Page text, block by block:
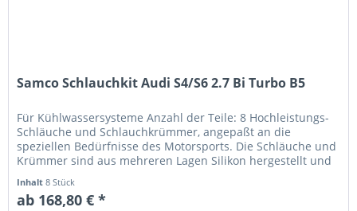
Samco Schlauchkit Audi S4/S6 2.7 Bi Turbo B5
Für Kühlwassersysteme Anzahl der Teile: 8 Hochleistungs-
Schläuche und Schlauch­krümmer, ange­­paßt an die
speziellen Bedürfnisse des Motorsports. Die Schläuche und
Krümmer sind aus mehreren Lagen Silikon hergestellt und
Inhalt8 Stück
ab 168,80 € *